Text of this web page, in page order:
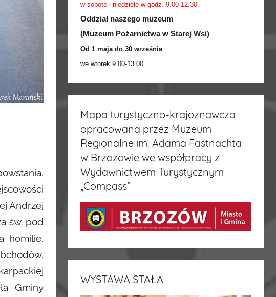
Andrzej
św. pod
homilię.
Gminy
w sobotę i niedzielę w godz. 9.00-12.30.
Oddział naszego muzeum
(Muzeum Pożarnictwa w Starej Wsi)
Od 1 maja do 30 września:
we wtorek 9.00-13.00.
Mapa turystyczno-krajoznawcza
opracowana przez Muzeum
Regionalne im. Adama Fastnachta
w Brzozowie we współpracy z
Wydawnictwem Turystycznym
„Compass”
WYSTAWA STAŁA